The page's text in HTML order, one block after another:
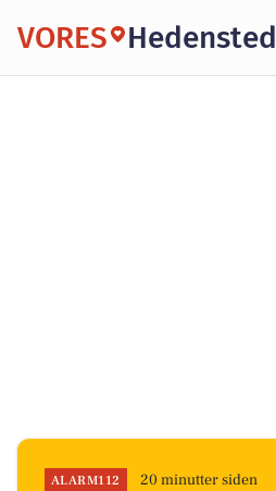
VORES Hedensted
ALARM112 20 minutter siden